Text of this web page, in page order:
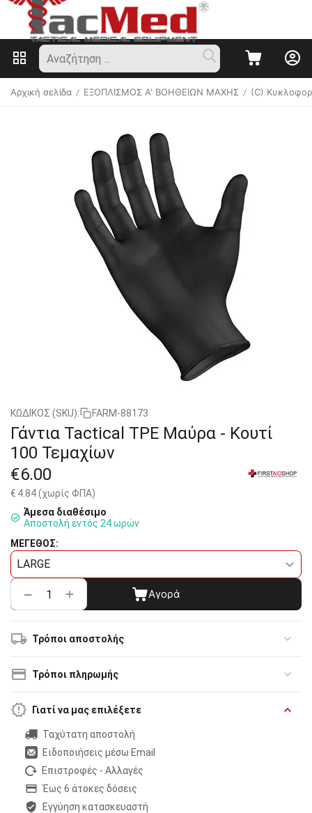
Αρχική σελίδα / ΕΞΟΠΛΙΣΜΟΣ Α' ΒΟΗΘΕΙΩΝ ΜΑΧΗΣ / (C)
ΚΩΔΙΚΟΣ (SKU): FARM-88173
Γάντια Tactical TPE Μαύρα - Κουτί
100 Τεμαχίων
€6.00
€ 4.84(χωρίς ΦΠΑ)
Άμεσα διαθέσιμο
Αποστολή εντός 24 ωρών
ΜΕΓΕΘΟΣ:
+
− Αγορά
Τρόποι αποστολής
Τρόποι πληρωμής
Γιατί να μας επιλέξετε
Ταχύτατη αποστολή
Ειδοποιήσεις μέσω Email
Επιστροφές - Αλλαγές
Έως 6 άτοκες δόσεις
Εγγύηση κατασκευαστή